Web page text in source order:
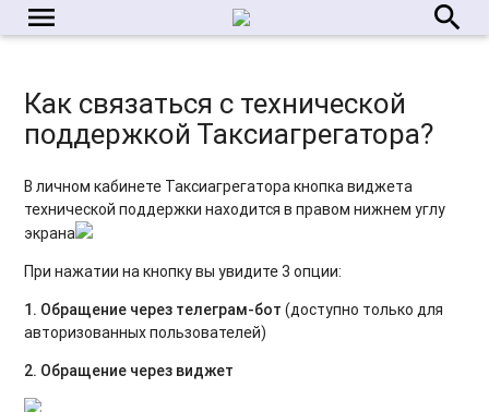
menu search
Как связаться с технической
поддержкой Таксиагрегатора?
В личном кабинете Таксиагрегатора кнопка виджета
технической поддержки находится в правом нижнем углу
экрана
При нажатии на кнопку вы увидите 3 опции:
1. Обращение через телеграм-бот(доступно только для
авторизованных пользователей)
2. Обращение через виджет